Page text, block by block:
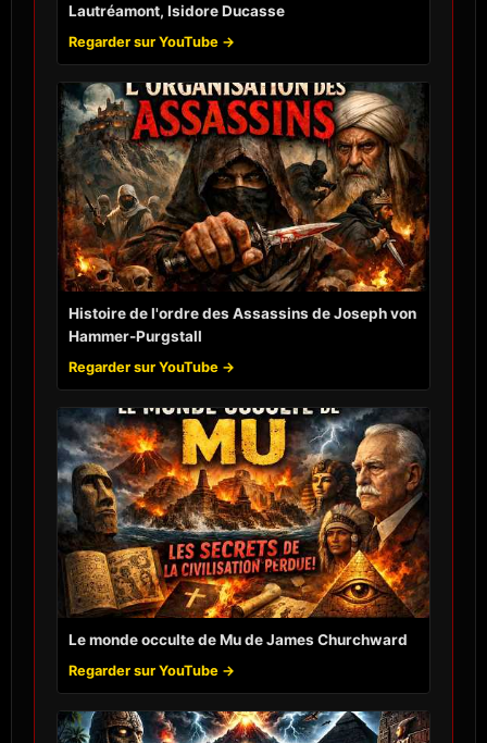
Lautréamont, Isidore Ducasse
Regarder sur YouTube →
Histoire de l'ordre des Assassins de Joseph von
Hammer-Purgstall
Regarder sur YouTube →
Le monde occulte de Mu de James Churchward
Regarder sur YouTube →